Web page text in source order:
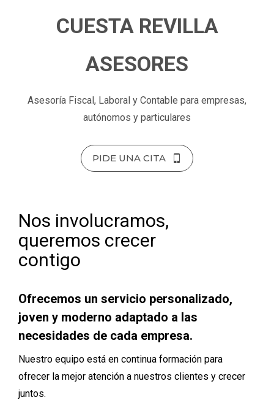
CUESTA REVILLA
ASESORES
Asesoría Fiscal, Laboral y Contable para empresas,
autónomos y particulares
PIDE UNA CITA
Nos involucramos,
queremos crecer
contigo
Ofrecemos un servicio personalizado,
joven y moderno adaptado a las
necesidades de cada empresa.
Nuestro equipo está en continua formación para
ofrecer la mejor atención a nuestros clientes y crecer
juntos.